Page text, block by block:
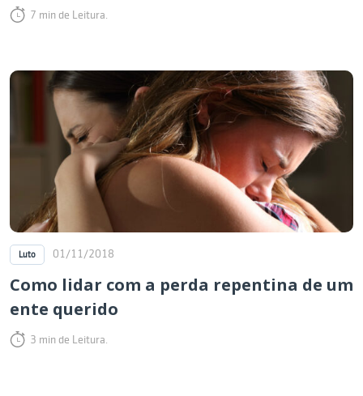
7 min de Leitura.
Luto 01/11/2018
Como lidar com a perda repentina de um
ente querido
3 min de Leitura.